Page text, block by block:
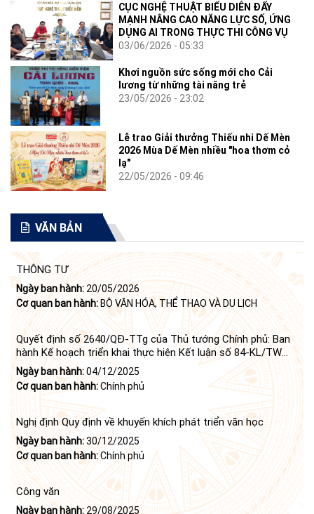
CỤC NGHỆ THUẬT BIỂU DIỄN ĐẨY
MẠNH NÂNG CAO NĂNG LỰC SỐ, ỨNG
DỤNG AI TRONG THỰC THI CÔNG VỤ
03/06/2026 - 05:33
Khơi nguồn sức sống mới cho Cải
lương từ những tài năng trẻ
23/05/2026 - 23:02
Lễ trao Giải thưởng Thiếu nhi Dế Mèn
2026 Mùa Dế Mèn nhiều "hoa thơm cỏ
lạ"
22/05/2026 - 09:46
VĂN BẢN
THÔNG TƯ
Ngày ban hành: 20/05/2026
Cơ quan ban hành:BỘ VĂN HÓA, THỂ THAO VÀ DU LỊCH
Quyết định số 2640/QĐ-TTg của Thủ tướng Chính phủ: Ban
hành Kế hoạch triển khai thực hiện Kết luận số 84-KL/TW
ngày 21 tháng 6 năm 2024 của Bộ Chính trị tiếp tục thực
hiện Nghị quyết số 23-NQ/TW ngày 16 tháng 6 năm 2008
của Bộ Chính trị (khóa X) về "tiếp tục xây dựng và phát triển
văn học, nghệ thuật trong thời kỳ mới"
Ngày ban hành:04/12/2025
Cơ quan ban hành:Chính phủ
Nghị định Quy định về khuyến khích phát triển văn học
Ngày ban hành:30/12/2025
Cơ quan ban hành:Chính phủ
Công văn
Ngày ban hành: 29/08/2025